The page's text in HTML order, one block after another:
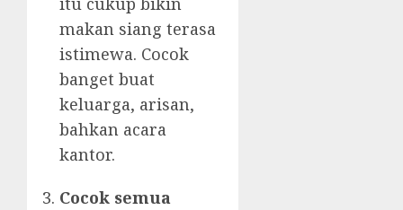
makan siang terasa
istimewa. Cocok
banget buat
keluarga, arisan,
bahkan acara
kantor.
Cocok semua